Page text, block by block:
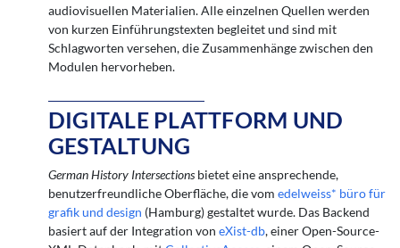
audiovisuellen Materialien. Alle einzelnen Quellen werden
von kurzen Einführungstexten begleitet und sind mit
Schlagworten versehen, die Zusammenhänge zwischen den
Modulen hervorheben.
DIGITALE PLATTFORM UND
GESTALTUNG
German History Intersections bietet eine ansprechende,
benutzerfreundliche Oberfläche, die vom edelweiss* büro für
grafik und design (Hamburg) gestaltet wurde. Das Backend
basiert auf der Integration von eXist-db, einer Open-Source-